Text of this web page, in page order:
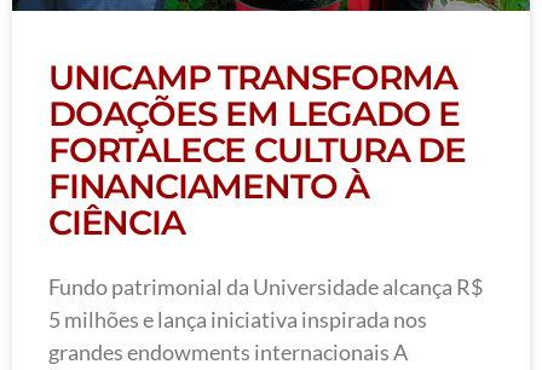
UNICAMP TRANSFORMA
DOAÇÕES EM LEGADO E
FORTALECE CULTURA DE
FINANCIAMENTO À
CIÊNCIA
Fundo patrimonial da Universidade alcança R$
5 milhões e lança iniciativa inspirada nos
grandes endowments internacionais A